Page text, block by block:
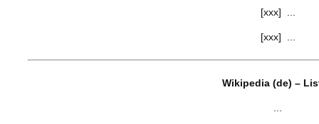
[xxx] ...
[xxx] ...
Wikipedia (de) –